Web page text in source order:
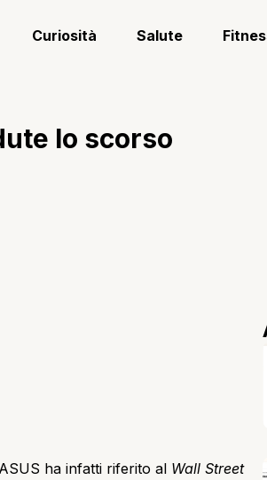
Curiosità Salute
lo scorso
ASUS ha infatti riferito al Wall Street